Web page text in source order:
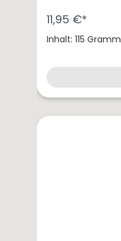
11,95 €*
Inhalt: 115 Gramm